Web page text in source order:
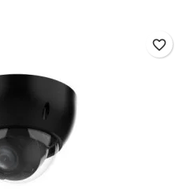
favorite_border